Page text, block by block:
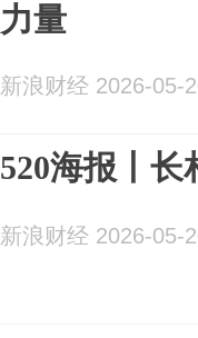
力量
新浪财经 2026-05-
520海报丨
新浪财经 2026-05-